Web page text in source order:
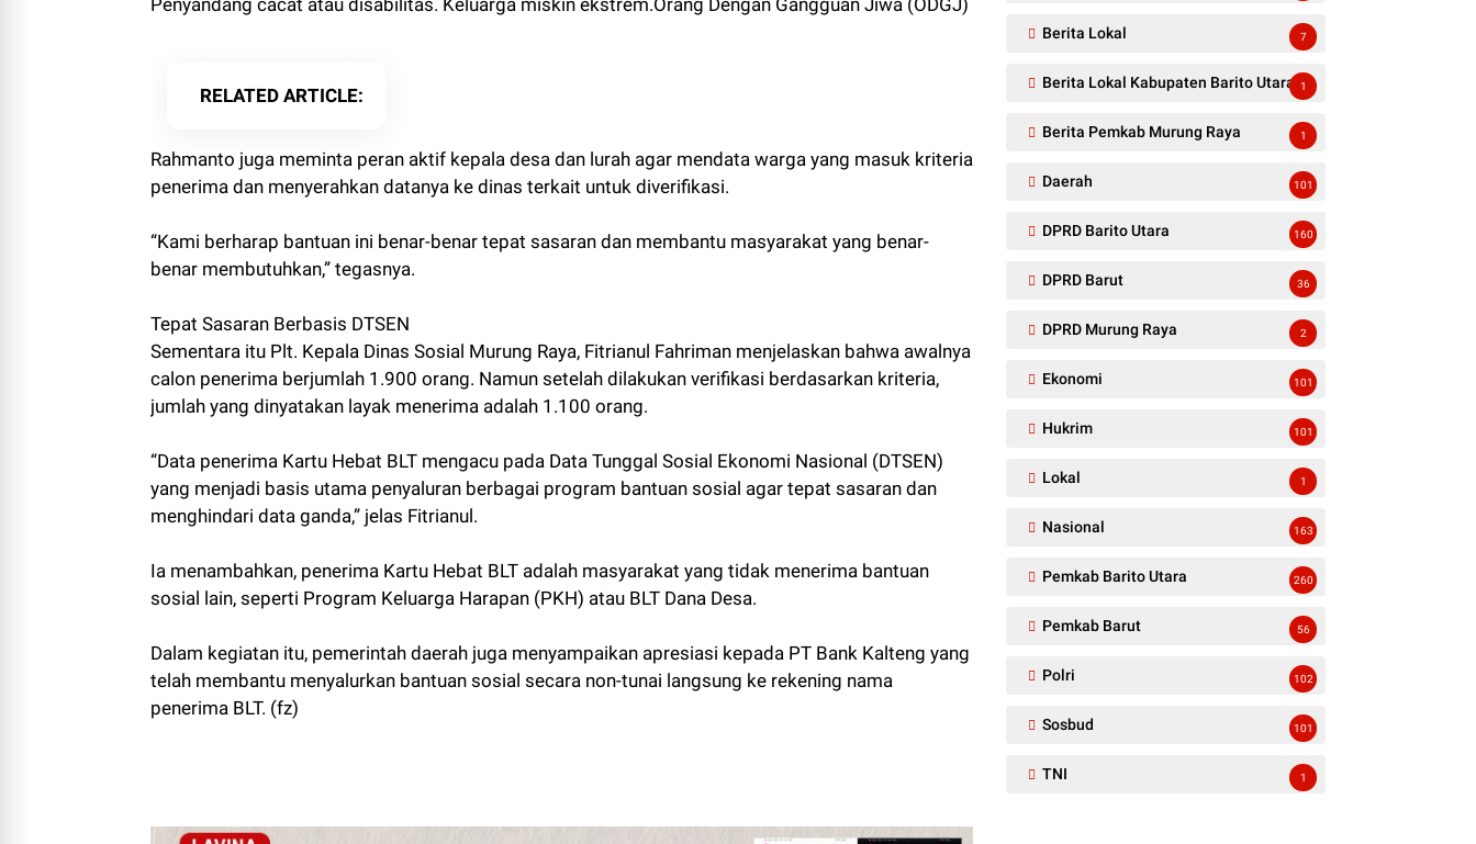
Penyandang cacat atau disabilitas. Keluarga miskin ekstrem.Orang Dengan Gangguan Jiwa (ODGJ)
RELATED ARTICLE
Rahmanto juga meminta peran aktif kepala desa dan lurah agar mendata warga yang masuk kriteria
penerima dan menyerahkan datanya ke dinas terkait untuk diverifikasi.
“Kami berharap bantuan ini benar-benar tepat sasaran dan membantu masyarakat yang benar-
benar membutuhkan,” tegasnya.
Tepat Sasaran Berbasis DTSEN
Sementara itu Plt. Kepala Dinas Sosial Murung Raya, Fitrianul Fahriman menjelaskan bahwa awalnya
calon penerima berjumlah 1.900 orang. Namun setelah dilakukan verifikasi berdasarkan kriteria,
jumlah yang dinyatakan layak menerima adalah 1.100 orang.
“Data penerima Kartu Hebat BLT mengacu pada Data Tunggal Sosial Ekonomi Nasional (DTSEN)
yang menjadi basis utama penyaluran berbagai program bantuan sosial agar tepat sasaran dan
menghindari data ganda,” jelas Fitrianul.
Ia menambahkan, penerima Kartu Hebat BLT adalah masyarakat yang tidak menerima bantuan
sosial lain, seperti Program Keluarga Harapan (PKH) atau BLT Dana Desa.
Dalam kegiatan itu, pemerintah daerah juga menyampaikan apresiasi kepada PT Bank Kalteng yang
telah membantu menyalurkan bantuan sosial secara non-tunai langsung ke rekening nama
penerima BLT. (fz)
Berita Lokal 7
Berita Lokal Kabupaten Barito Utara 1
Berita Pemkab Murung Raya 1
Daerah 101
DPRD Barito Utara 160
DPRD Barut 36
DPRD Murung Raya 2
Ekonomi 101
Hukrim 101
Lokal 1
Nasional 163
Pemkab Barito Utara 260
Pemkab Barut 56
Polri 102
Sosbud 101
TNI 1